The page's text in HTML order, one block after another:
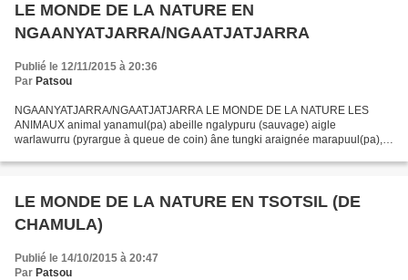
LE MONDE DE LA NATURE EN
NGAANYATJARRA/NGAATJATJARRA
Publié le 12/11/2015 à 20:36
Par Patsou
NGAANYATJARRA/NGAATJATJARRA LE MONDE DE LA NATURE LES
ANIMAUX animal yanamul(pa) abeille ngalypuru (sauvage) aigle
warlawurru (pyrargue à queue de coin) âne tungki araignée marapuul(pa),
LE MONDE DE LA NATURE EN TSOTSIL (DE
CHAMULA)
Publié le 14/10/2015 à 20:47
Par Patsou